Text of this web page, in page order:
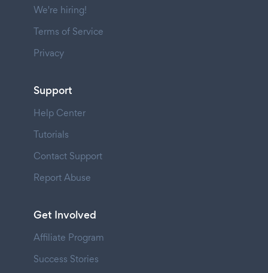
We're hiring!
Terms of Service
Privacy
Support
Help Center
Tutorials
Contact Support
Report Abuse
Get Involved
Affiliate Program
Success Stories